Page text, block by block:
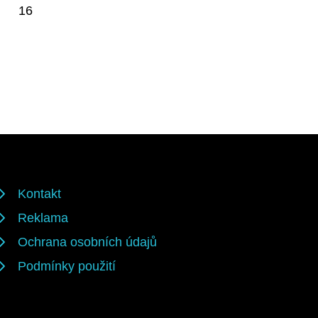
16
Kontakt
Reklama
Ochrana osobních údajů
Podmínky použití